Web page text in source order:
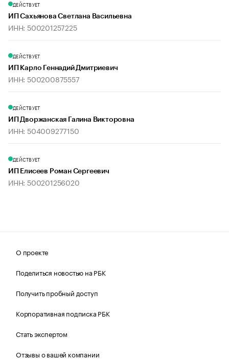
ДЕЙСТВУЕТ
ИП Сахьянова Светлана Васильевна
ИНН: 500201257225
ДЕЙСТВУЕТ
ИП Карло Геннадий Дмитриевич
ИНН: 500200875557
ДЕЙСТВУЕТ
ИП Дворжанская Галина Викторовна
ИНН: 504009277150
ДЕЙСТВУЕТ
ИП Елисеев Роман Сергеевич
ИНН: 500201256020
О проекте
Поделиться новостью на РБК
Получить пробный доступ
Корпоративная подписка РБК
Стать экспертом
Отзывы о вашей компании